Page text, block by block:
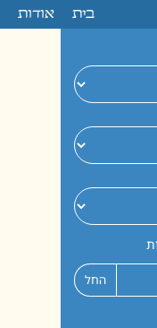
בית אודות
החל